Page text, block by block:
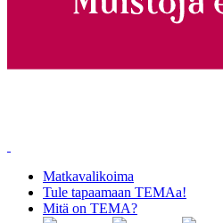
Matkavalikoima
Tule tapaamaan TEMAa!
Mitä on TEMA?